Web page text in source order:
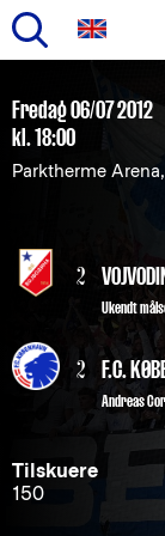
til
hovedindhold
Primær
navigation
Fredag 06/07 2012
kl. 18:00
Parktherme
2
Ukendt
2 F.C.
Andreas
Tilskuere
150